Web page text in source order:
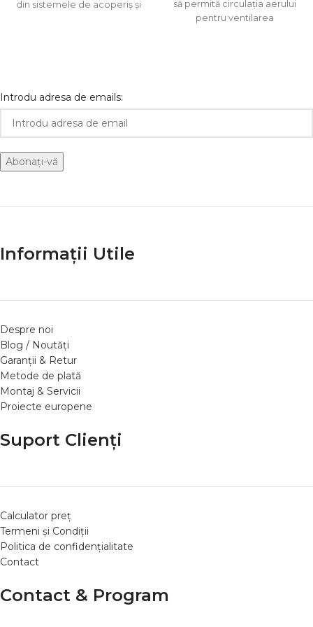
din sistemele de acoperiș și
să permită circulația aerului
pentru ventilarea
Introdu adresa de emails:
Informații Utile
Despre noi
Blog / Noutăți
Garanții & Retur
Metode de plată
Montaj & Servicii
Proiecte europene
Suport Clienți
Calculator preț
Termeni și Condiții
Politica de confidențialitate
Contact
Contact & Program